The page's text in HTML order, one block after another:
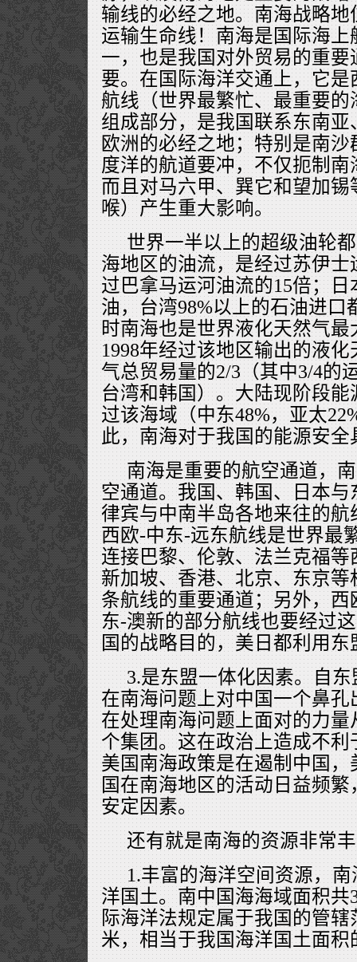
输线的必经之地。南海战略
运输生命线！南海是国际海
一，也是我国对外贸易的重
要。在国际海洋交通上，它
航线（世界最繁忙、最重要
组成部分，是我国联系东南
欧洲的必经之地；特别是南
度洋的航道要冲，不仅扼制
而且对马六甲、巽它和望加
喉）产生重大影响。
世界一半以上的超级油轮
海地区的油流，是经过苏伊
过巴拿马运河油流的15倍；
油，台湾98%以上的石油进口
时南海也是世界液化天然气
1998年经过该地区输出的液
气总贸易量的2/3（其中3/4的
台湾和韩国）。大陆现阶段能
过该海域（中东48%，亚太
此，南海对于我国的能源安
南海是重要的航空通道，
空通道。我国、韩国、日本
律宾与中南半岛各地来往的
西欧-中东-远东航线是世界最
连接巴黎、伦敦、法兰克福
新加坡、香港、北京、东京
条航线的重要通道；另外，
东-澳新的部分航线也要经过
国的战略目的，美日都利用
3.是东盟一体化因素。自
在南海问题上对中国一个鼻
在处理南海问题上面对的力
个集团。这在政治上造成不
美国南海政策是在遏制中国
国在南海地区的活动日益频
安定因素。
还有就是南海的资源非常
1.丰富的海洋空间资源，
洋国土。南中国海海域面积共
际海洋法规定属于我国的管
米，相当于我国海洋国土面积